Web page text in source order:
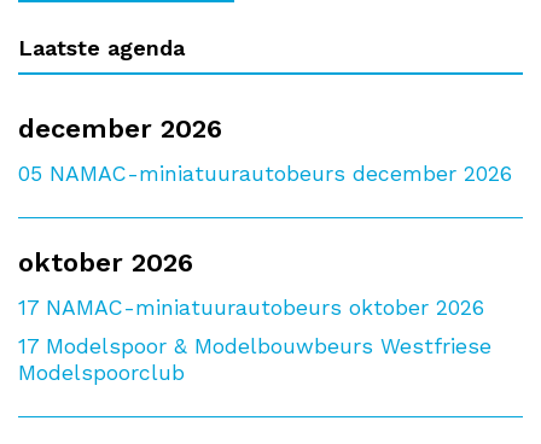
Laatste agenda
december 2026
05 NAMAC-miniatuurautobeurs december 2026
oktober 2026
17 NAMAC-miniatuurautobeurs oktober 2026
17 Modelspoor & Modelbouwbeurs Westfriese
Modelspoorclub